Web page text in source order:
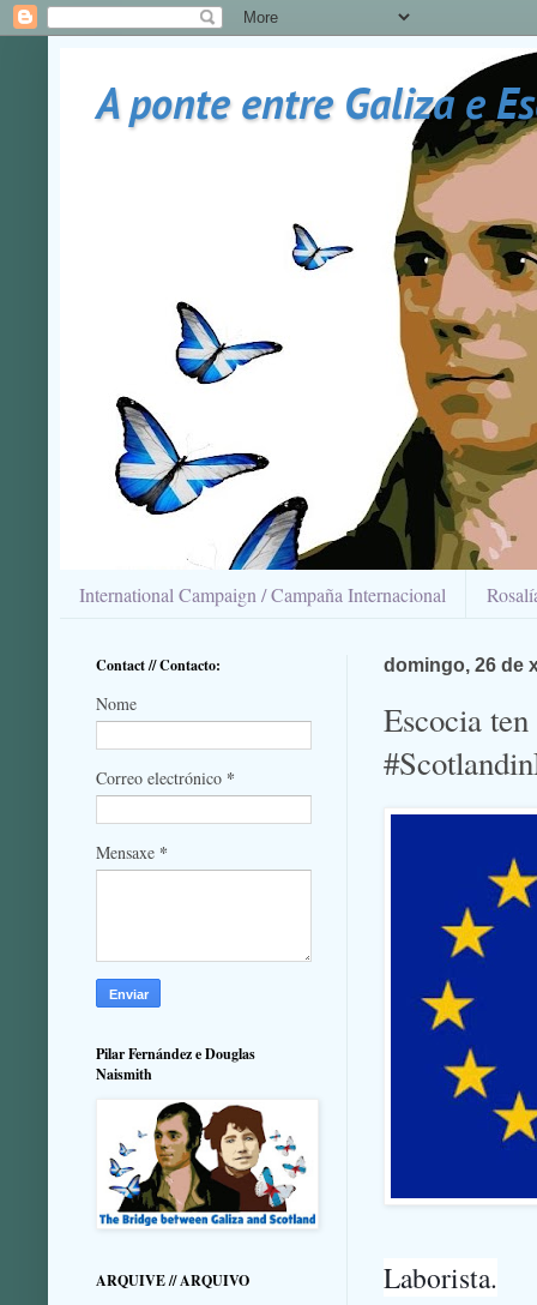
A ponte entre Galiza e
International Campaign / Campaña Internacional
domingo, 26 de
Escocia
Laborista.
Contact // Contacto:
Nome
Correo electrónico *
Mensaxe *
Pilar Fernández e Douglas
Naismith
ARQUIVE // ARQUIVO